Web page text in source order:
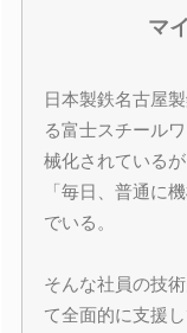
マ
日本製鉄名古屋
る富士スチール
械化されている
「毎日、普通に
でいる。
そんな社員の技
て全面的に支援